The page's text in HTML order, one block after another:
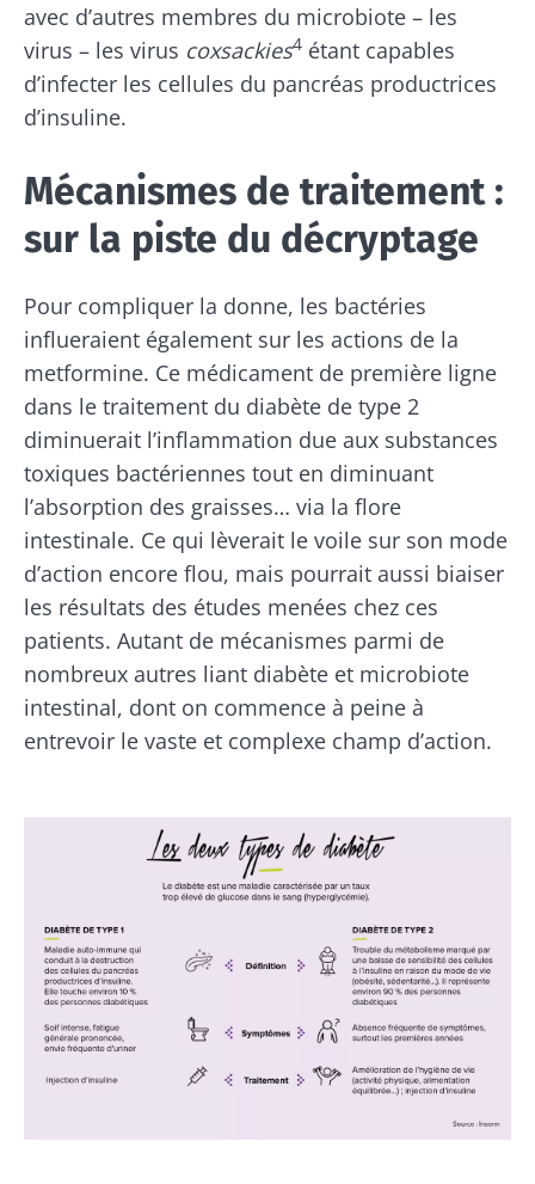
avec d’autres membres du microbiote – les
virus – les virus coxsackies4 étant capables
d’infecter les cellules du pancréas productrices
d’insuline.
Mécanismes de traitement :
sur la piste du décryptage
Pour compliquer la donne, les bactéries
influeraient également sur les actions de la
metformine. Ce médicament de première ligne
dans le traitement du diabète de type 2
diminuerait l’inflammation due aux substances
toxiques bactériennes tout en diminuant
l’absorption des graisses… via la flore
intestinale. Ce qui lèverait le voile sur son mode
d’action encore flou, mais pourrait aussi biaiser
les résultats des études menées chez ces
patients. Autant de mécanismes parmi de
nombreux autres liant diabète et microbiote
intestinal, dont on commence à peine à
entrevoir le vaste et complexe champ d’action.
Se tenir informé
Ne partez pas si vite !
Rejoignez la communauté du microbiote et
recevez une fois par mois "The Essential"
pour rester au courant des dernières
actualités sur le microbiote.